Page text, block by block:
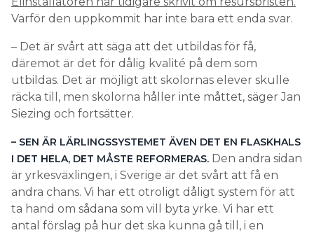
Varför den uppkommit har inte bara ett enda svar.
– Det är svårt att säga att det utbildas för få,
däremot är det för dålig kvalité på dem som
utbildas. Det är möjligt att skolornas elever skulle
räcka till, men skolorna håller inte måttet, säger Jan
Siezing och fortsätter.
– SEN ÄR LÄRLINGSSYSTEMET ÄVEN DET EN FLASKHALS
I DET HELA, DET MÅSTE REFORMERAS. Den andra sidan
är yrkesväxlingen, i Sverige är det svårt att få en
andra chans. Vi har ett otroligt dåligt system för att
ta hand om sådana som vill byta yrke. Vi har ett
antal förslag på hur det ska kunna gå till, i en